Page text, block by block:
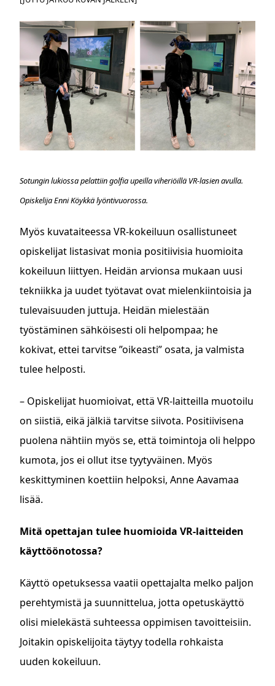
Sotungin lukiossa pelattiin golfia upeilla viheriöillä VR-lasien avulla.
Opiskelija Enni Köykkä lyöntivuorossa.
Myös kuvataiteessa VR-kokeiluun osallistuneet
opiskelijat listasivat monia positiivisia huomioita
kokeiluun liittyen. Heidän arvionsa mukaan uusi
tekniikka ja uudet työtavat ovat mielenkiintoisia ja
tulevaisuuden juttuja. Heidän mielestään
työstäminen sähköisesti oli helpompaa; he
kokivat, ettei tarvitse ”oikeasti” osata, ja valmista
tulee helposti.
– Opiskelijat huomioivat, että VR-laitteilla muotoilu
on siistiä, eikä jälkiä tarvitse siivota. Positiivisena
puolena nähtiin myös se, että toimintoja oli helppo
kumota, jos ei ollut itse tyytyväinen. Myös
keskittyminen koettiin helpoksi, Anne Aavamaa
lisää.
Mitä opettajan tulee huomioida VR-laitteiden
käyttöönotossa?
Käyttö opetuksessa vaatii opettajalta melko paljon
perehtymistä ja suunnittelua, jotta opetuskäyttö
olisi mielekästä suhteessa oppimisen tavoitteisiin.
Joitakin opiskelijoita täytyy todella rohkaista
uuden kokeiluun.